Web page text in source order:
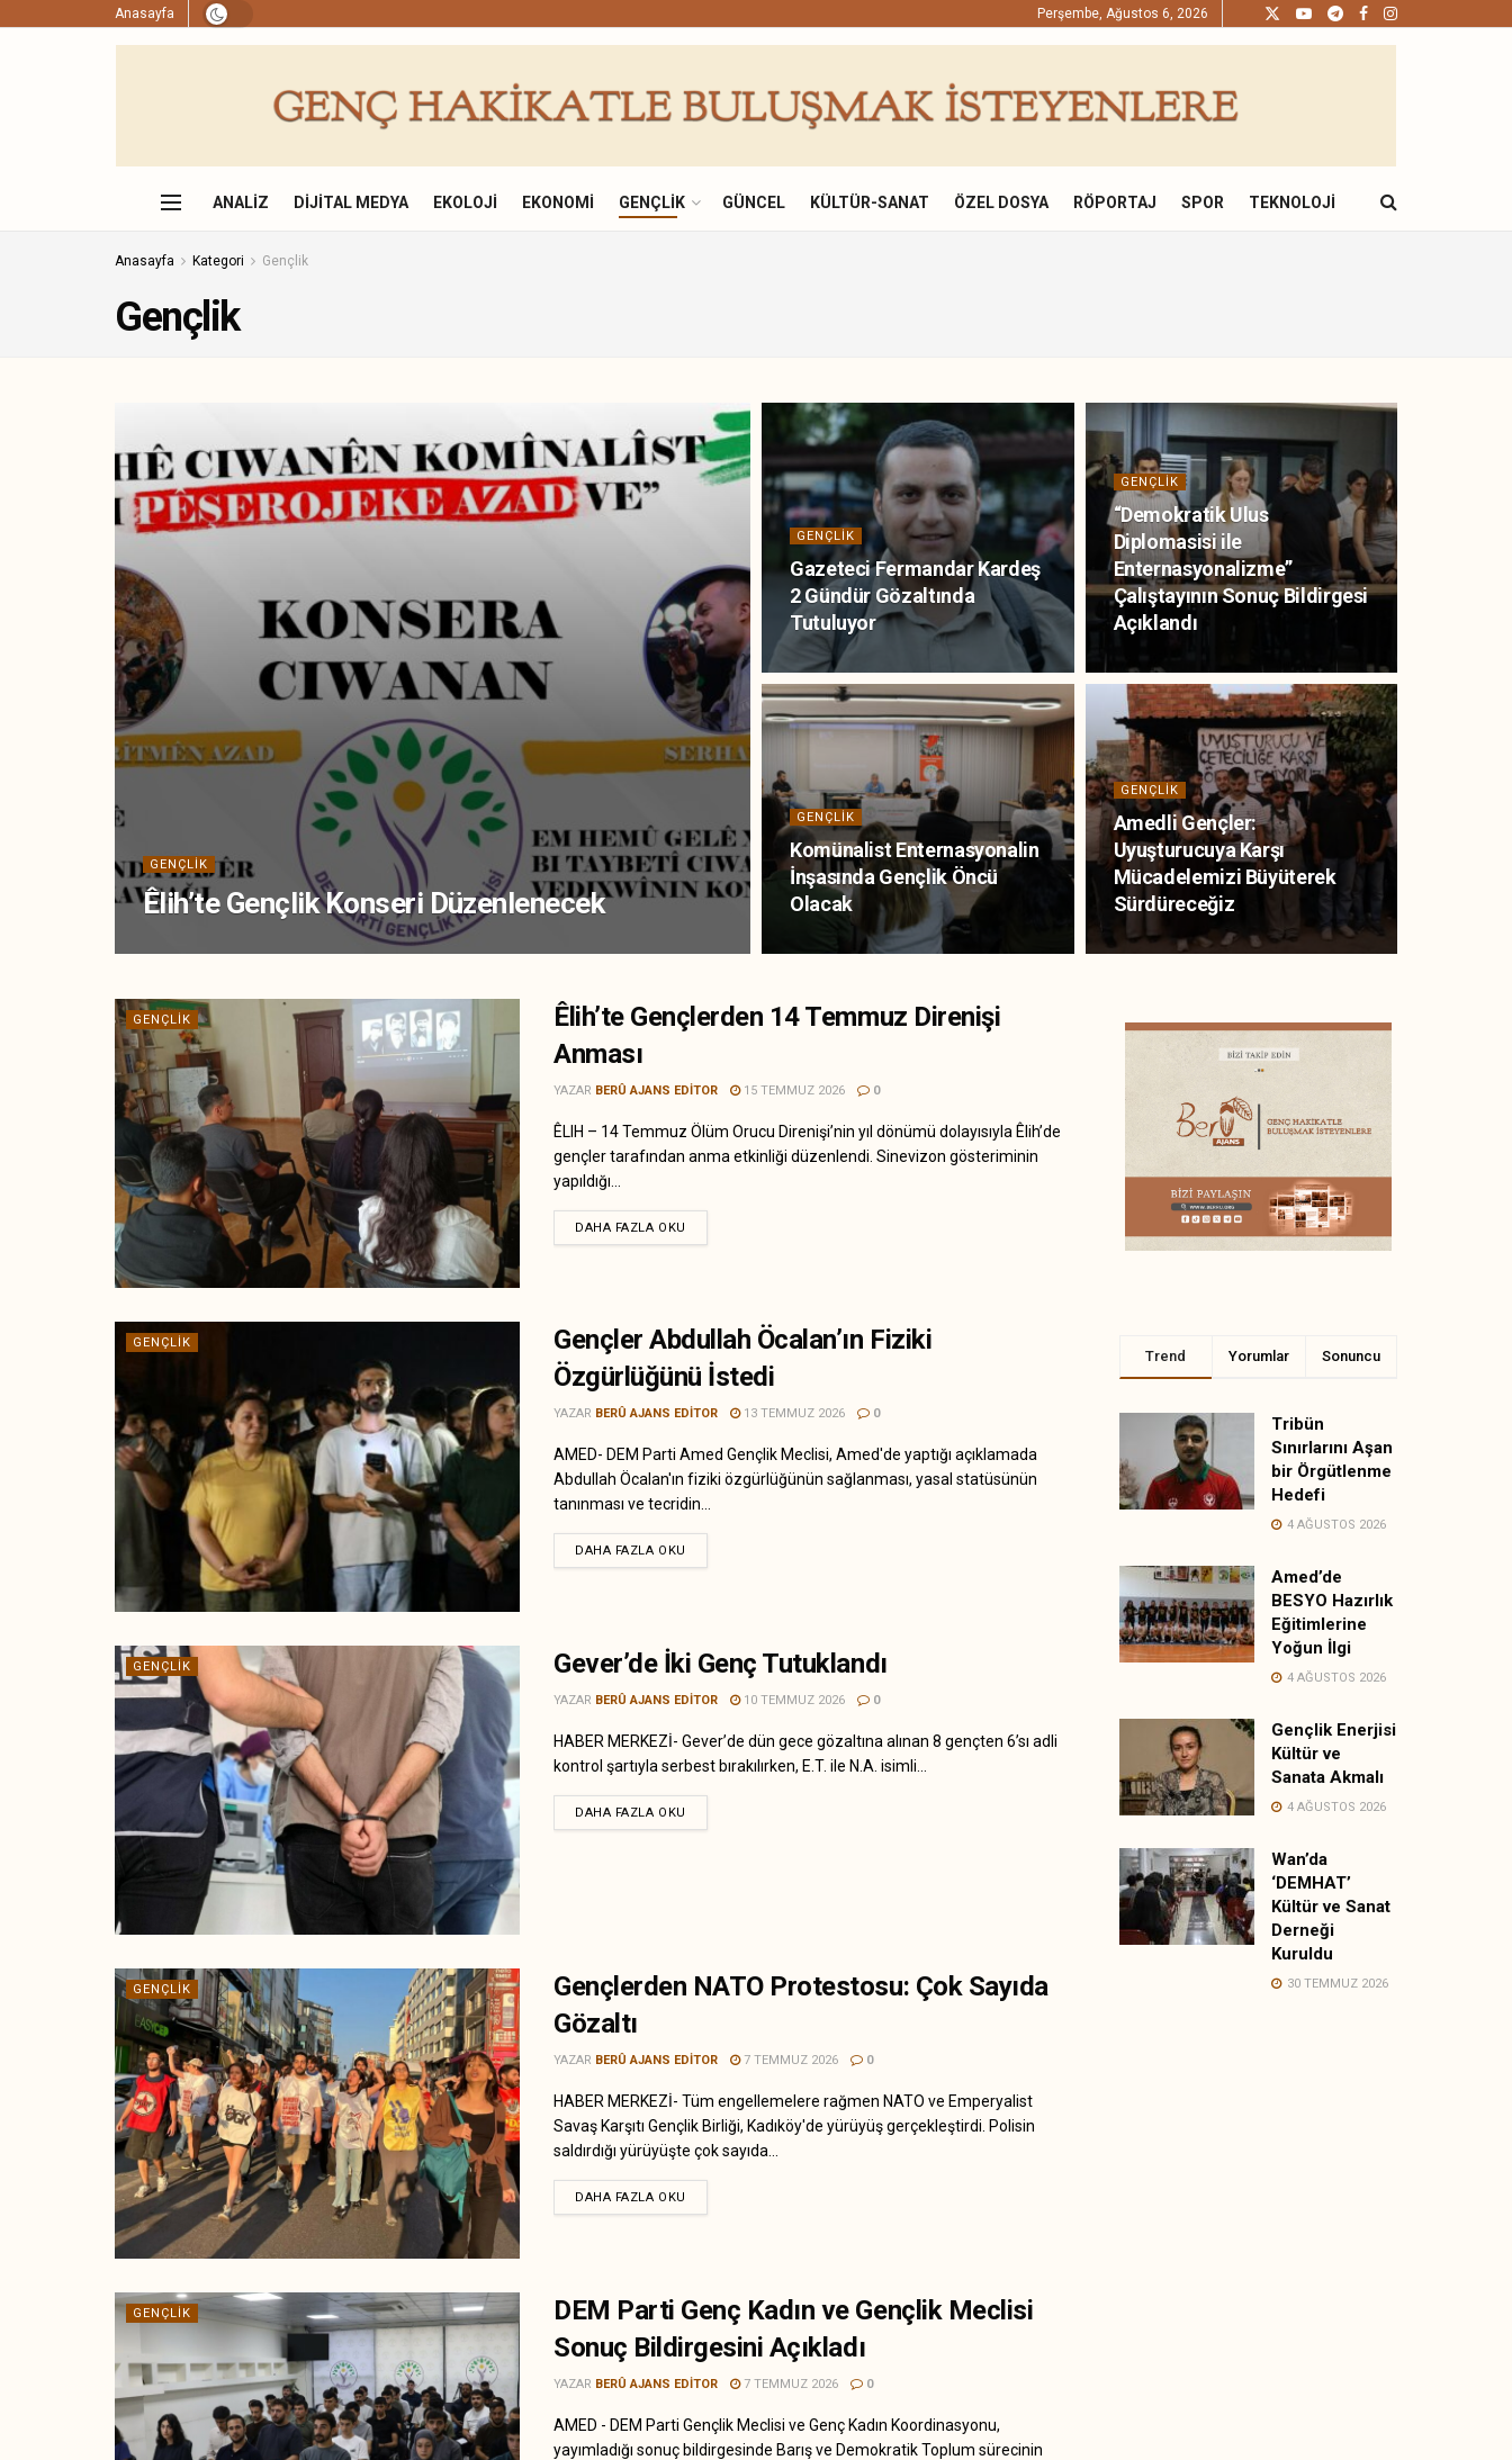
Anasayfa Perşembe, Ağustos 6, 2026
ANALIZ DIJITAL MEDYA EKOLOJI EKONOMI GENÇLIK GÜNCEL KÜLTÜR-SANAT ÖZEL DOSYA RÖPORTAJ SPOR TEKNOLOJI
Anasayfa Kategori Gençlik
Gençlik
GENÇLIK
Êlih’te Gençlik Konseri Düzenlenecek
GENÇLIK
Gazeteci Fermandar Kardeş
2 Gündür Gözaltında
Tutuluyor
GENÇLIK
“Demokratik Ulus
Diplomasisi ile
Enternasyonalizme”
Çalıştayının Sonuç Bildirgesi
Açıklandı
GENÇLIK
Komünalist Enternasyonalin
İnşasında Gençlik Öncü
Olacak
GENÇLIK
Amedli Gençler:
Uyuşturucuya Karşı
Mücadelemizi Büyüterek
Sürdüreceğiz
GENÇLIK
Êlih’te Gençlerden 14 Temmuz Direnişi
Anması
YAZAR BERÛ AJANS EDITOR 15 TEMMUZ 2026 0
ÊLIH – 14 Temmuz Ölüm Orucu Direnişi’nin yıl dönümü dolayısıyla Êlih’de
gençler tarafından anma etkinliği düzenlendi. Sinevizon gösteriminin
yapıldığı...
DAHA FAZLA OKU
GENÇLIK
Gençler Abdullah Öcalan’ın Fiziki
Özgürlüğünü İstedi
YAZAR BERÛ AJANS EDITOR 13 TEMMUZ 2026 0
AMED- DEM Parti Amed Gençlik Meclisi, Amed'de yaptığı açıklamada
Abdullah Öcalan'ın fiziki özgürlüğünün sağlanması, yasal statüsünün
tanınması ve tecridin...
DAHA FAZLA OKU
GENÇLIK Gever’de İki Genç Tutuklandı
YAZAR BERÛ AJANS EDITOR 10 TEMMUZ 2026 0
HABER MERKEZİ- Gever’de dün gece gözaltına alınan 8 gençten 6’sı adli
kontrol şartıyla serbest bırakılırken, E.T. ile N.A. isimli...
DAHA FAZLA OKU
GENÇLIK
Gençlerden NATO Protestosu: Çok Sayıda
Gözaltı
YAZAR BERÛ AJANS EDITOR 7 TEMMUZ 2026 0
HABER MERKEZİ- Tüm engellemelere rağmen NATO ve Emperyalist
Savaş Karşıtı Gençlik Birliği, Kadıköy'de yürüyüş gerçekleştirdi. Polisin
saldırdığı yürüyüşte çok sayıda...
DAHA FAZLA OKU
GENÇLIK
DEM Parti Genç Kadın ve Gençlik Meclisi
Sonuç Bildirgesini Açıkladı
YAZAR BERÛ AJANS EDITOR 7 TEMMUZ 2026 0
AMED - DEM Parti Gençlik Meclisi ve Genç Kadın Koordinasyonu,
yayımladığı sonuç bildirgesinde Barış ve Demokratik Toplum sürecinin
Trend Yorumlar Sonuncu
Tribün
Sınırlarını Aşan
bir Örgütlenme
Hedefi
4 AĞUSTOS 2026
Amed’de
BESYO Hazırlık
Eğitimlerine
Yoğun İlgi
4 AĞUSTOS 2026
Gençlik Enerjisi
Kültür ve
Sanata Akmalı
4 AĞUSTOS 2026
Wan’da
‘DEMHAT’
Kültür ve Sanat
Derneği
Kuruldu
30 TEMMUZ 2026